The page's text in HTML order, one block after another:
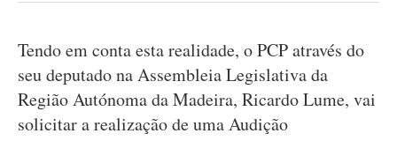
Tendo em conta esta realidade, o PCP através do
seu deputado na Assembleia Legislativa da
Região Autónoma da Madeira, Ricardo Lume, vai
solicitar a realização de uma Audição